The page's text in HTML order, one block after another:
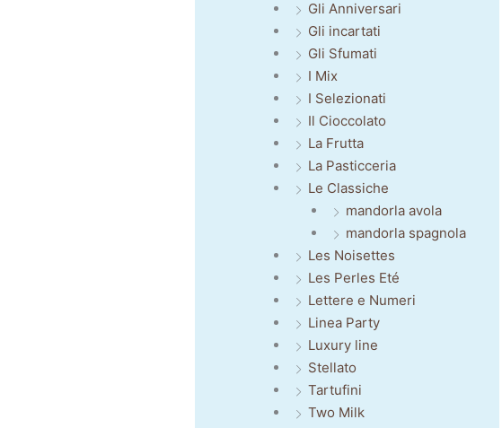
Gli Anniversari
Gli incartati
Gli Sfumati
I Mix
I Selezionati
Il Cioccolato
La Frutta
La Pasticceria
Le Classiche
mandorla avola
mandorla spagnola
Les Noisettes
Les Perles Eté
Lettere e Numeri
Linea Party
Luxury line
Stellato
Tartufini
Two Milk